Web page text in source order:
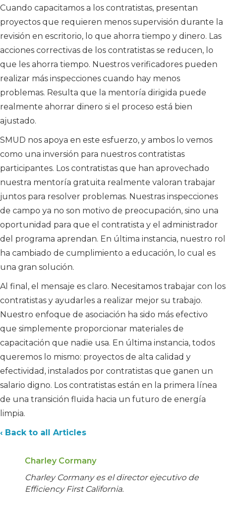
Cuando capacitamos a los contratistas, presentan
proyectos que requieren menos supervisión durante la
revisión en escritorio, lo que ahorra tiempo y dinero. Las
acciones correctivas de los contratistas se reducen, lo
que les ahorra tiempo. Nuestros verificadores pueden
realizar más inspecciones cuando hay menos
problemas. Resulta que la mentoría dirigida puede
realmente ahorrar dinero si el proceso está bien
ajustado.
SMUD nos apoya en este esfuerzo, y ambos lo vemos
como una inversión para nuestros contratistas
participantes. Los contratistas que han aprovechado
nuestra mentoría gratuita realmente valoran trabajar
juntos para resolver problemas. Nuestras inspecciones
de campo ya no son motivo de preocupación, sino una
oportunidad para que el contratista y el administrador
del programa aprendan. En última instancia, nuestro rol
ha cambiado de cumplimiento a educación, lo cual es
una gran solución.
Al final, el mensaje es claro. Necesitamos trabajar con los
contratistas y ayudarles a realizar mejor su trabajo.
Nuestro enfoque de asociación ha sido más efectivo
que simplemente proporcionar materiales de
capacitación que nadie usa. En última instancia, todos
queremos lo mismo: proyectos de alta calidad y
efectividad, instalados por contratistas que ganen un
salario digno. Los contratistas están en la primera línea
de una transición fluida hacia un futuro de energía
limpia.
‹ Back to all Articles
Charley Cormany
Charley Cormany es el director ejecutivo de
Efficiency First California.